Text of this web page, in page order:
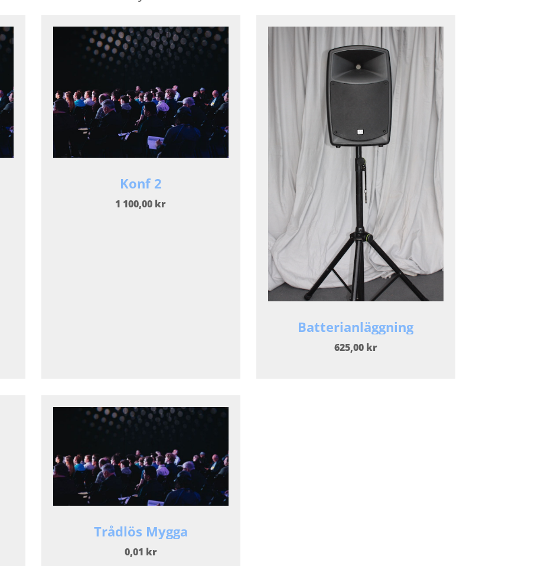
Konf 2
1 100,00 kr
Batterianläggning
625,00 kr
Trådlös Mygga
0,01 kr